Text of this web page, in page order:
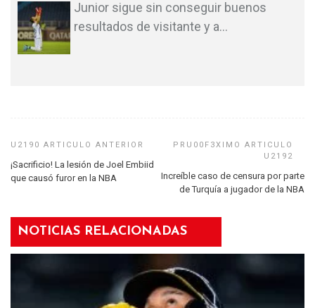
Junior sigue sin conseguir buenos
resultados de visitante y a…
¡Sacrificio! La lesión de Joel Embiid
que causó furor en la NBA
Increíble caso de censura por parte
de Turquía a jugador de la NBA
NOTICIAS RELACIONADAS